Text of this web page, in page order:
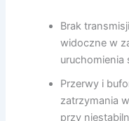
Brak
widoczne w
uruchomienia
Przerwy i
zatrzymania
przy